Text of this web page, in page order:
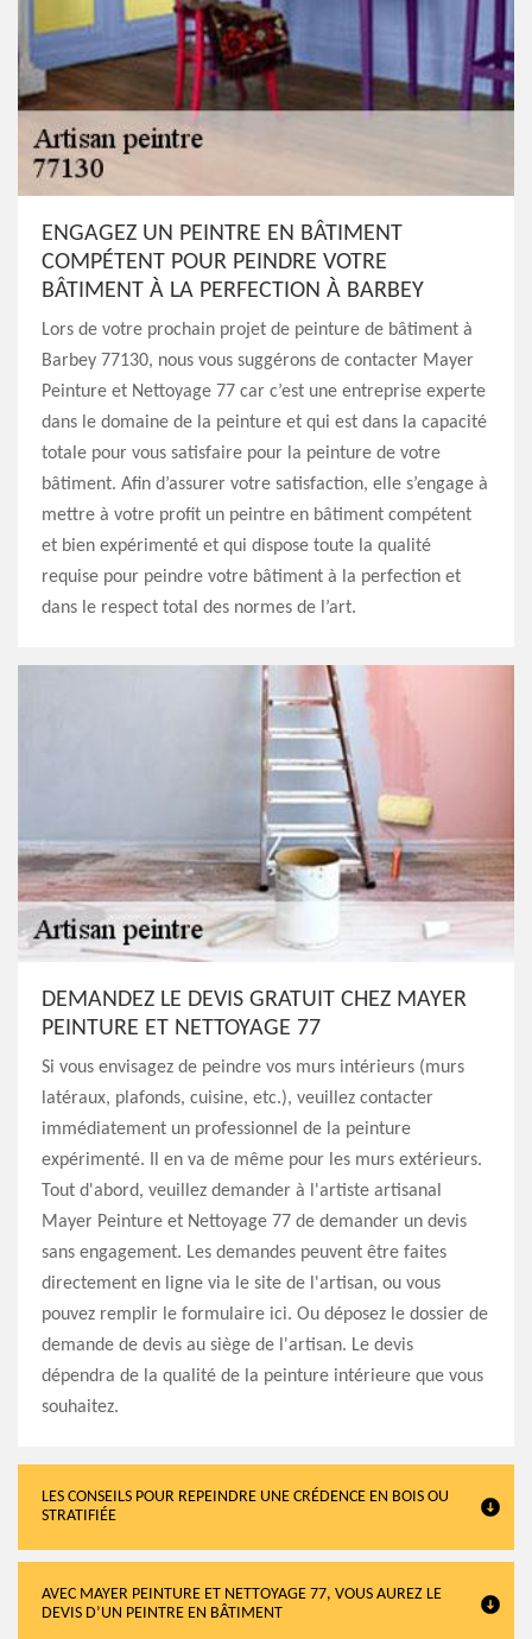
ENGAGEZ UN PEINTRE EN BÂTIMENT
COMPÉTENT POUR PEINDRE VOTRE
BÂTIMENT À LA PERFECTION À BARBEY
Lors de votre prochain projet de peinture de bâtiment à
Barbey 77130, nous vous suggérons de contacter Mayer
Peinture et Nettoyage 77 car c’est une entreprise experte
dans le domaine de la peinture et qui est dans la capacité
totale pour vous satisfaire pour la peinture de votre
bâtiment. Afin d’assurer votre satisfaction, elle s’engage à
mettre à votre profit un peintre en bâtiment compétent
et bien expérimenté et qui dispose toute la qualité
requise pour peindre votre bâtiment à la perfection et
dans le respect total des normes de l’art.
DEMANDEZ LE DEVIS GRATUIT CHEZ MAYER
PEINTURE ET NETTOYAGE 77
Si vous envisagez de peindre vos murs intérieurs (murs
latéraux, plafonds, cuisine, etc.), veuillez contacter
immédiatement un professionnel de la peinture
expérimenté. Il en va de même pour les murs extérieurs.
Tout d'abord, veuillez demander à l'artiste artisanal
Mayer Peinture et Nettoyage 77 de demander un devis
sans engagement. Les demandes peuvent être faites
directement en ligne via le site de l'artisan, ou vous
pouvez remplir le formulaire ici. Ou déposez le dossier de
demande de devis au siège de l'artisan. Le devis
dépendra de la qualité de la peinture intérieure que vous
souhaitez.
LES CONSEILS POUR REPEINDRE UNE CRÉDENCE EN BOIS OU
STRATIFIÉE
AVEC MAYER PEINTURE ET NETTOYAGE 77, VOUS AUREZ LE
DEVIS D’UN PEINTRE EN BÂTIMENT